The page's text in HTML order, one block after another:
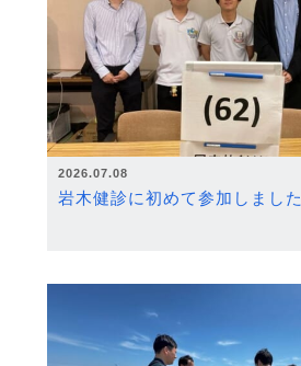
2026.07.08
岩木健診に初めて参加しました